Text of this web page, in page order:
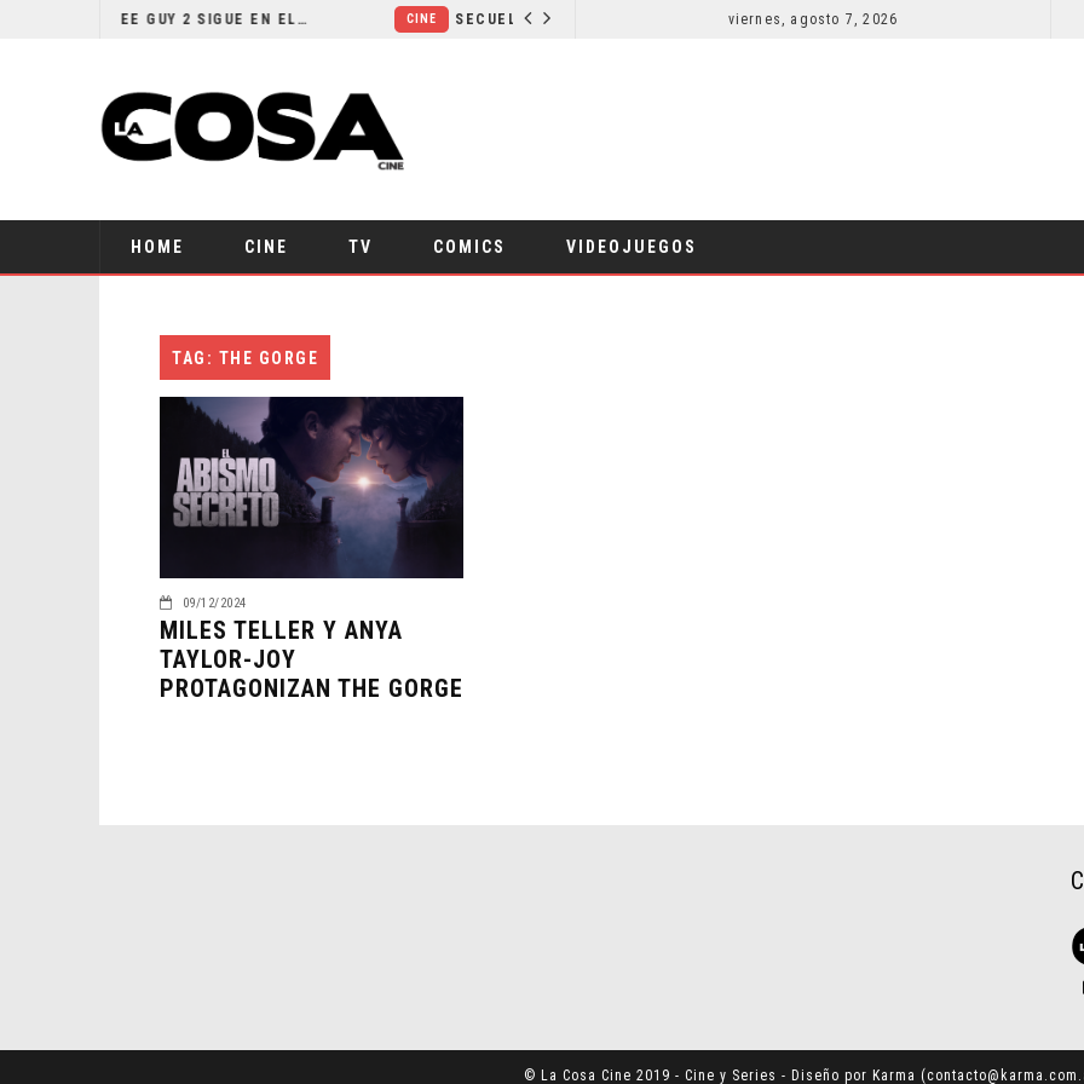
¿POR QUÉ FREE GUY 2 SIGUE EN EL LIMBO? CINE
viernes, agosto 7, 2026
HOME CINE TV COMICS VIDEOJUEGOS
TAG: THE GORGE
09/12/2024
MILES TELLER Y ANYA
TAYLOR-JOY
PROTAGONIZAN THE GORGE
© La Cosa Cine 2019 - Cine y Series - Diseño por Karma (